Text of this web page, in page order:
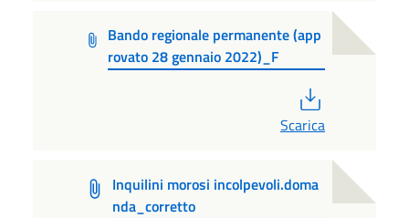
Bando regionale permanente (app
rovato 28 gennaio 2022)_F
Scarica
Inquilini morosi incolpevoli.doma
nda_corretto